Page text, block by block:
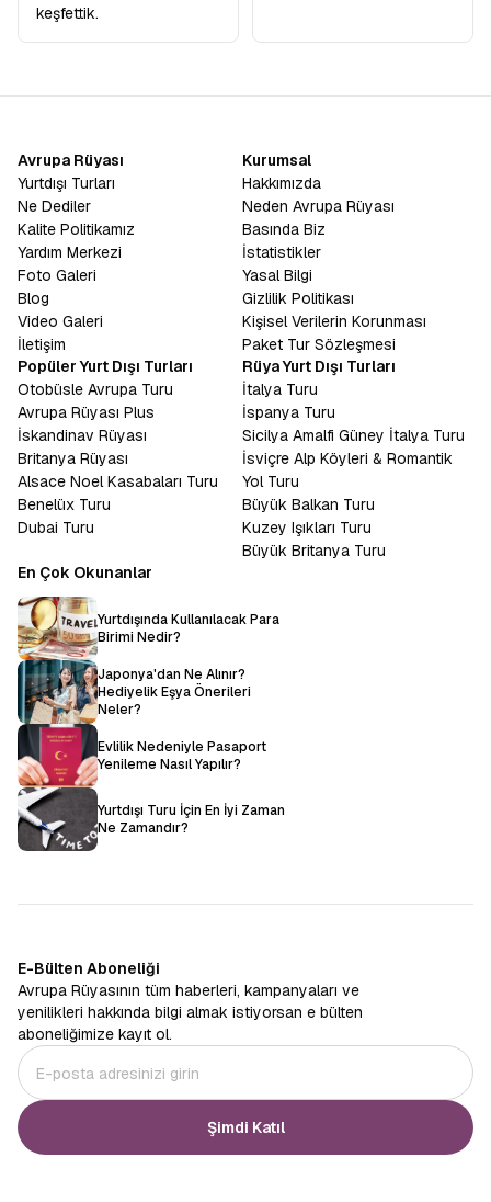
tanımak isteyen bir gezgin bu coğrafyada sizi mutlu edecek bir
İskoçya Turuveİrlanda Turugibi ayrı ayrı planlanması zor
keşfettik.
Avrupa Rüyası
Yurtdışı Turları
Ne Dediler
Kalite Politikamız
Yardım Merkezi
Foto Galeri
Blog
Video Galeri
İletişim
Kurumsal
Hakkımızda
Neden Avrupa Rüyası
Basında Biz
İstatistikler
Yasal Bilgi
Gizlilik Politikası
Kişisel Verilerin Korunması
Paket Tur Sözleşmesi
Popüler Yurt Dışı Turları
Otobüsle Avrupa Turu
Avrupa Rüyası Plus
İskandinav Rüyası
Britanya Rüyası
Alsace Noel Kasabaları Turu
Benelüx Turu
Dubai Turu
Rüya Yurt Dışı Turları
İtalya Turu
İspanya Turu
Sicilya Amalfi Güney İtalya Turu
İsviçre Alp Köyleri & Romantik
Yol Turu
Büyük Balkan Turu
Kuzey Işıkları Turu
Büyük Britanya Turu
En Çok Okunanlar
Yurtdışında Kullanılacak Para
Birimi Nedir?
Japonya'dan Ne Alınır?
Hediyelik Eşya Önerileri
Neler?
Evlilik Nedeniyle Pasaport
Yenileme Nasıl Yapılır?
Yurtdışı Turu İçin En İyi Zaman
Ne Zamandır?
E-Bülten Aboneliği
Avrupa Rüyasının tüm haberleri, kampanyaları ve
yenilikleri hakkında bilgi almak istiyorsan e bülten
aboneliğimize kayıt ol.
Şimdi Katıl